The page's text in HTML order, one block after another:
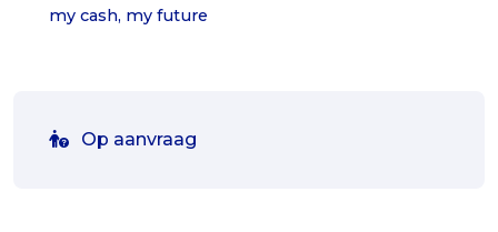
my cash, my future
Op aanvraag